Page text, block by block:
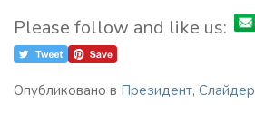
Please follow and like us:
Опубликовано в Президент, Слайдер